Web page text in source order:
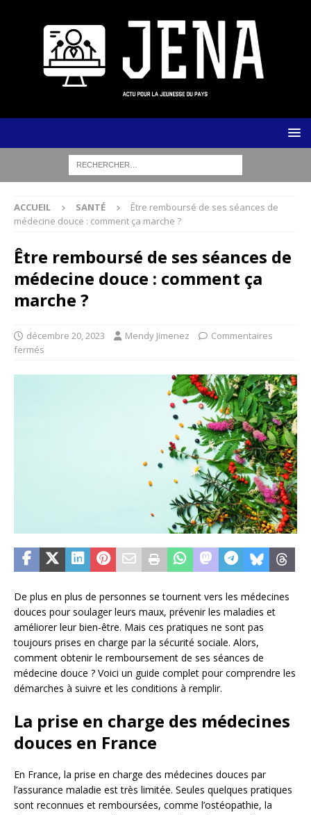
ACCUEIL SANTÉ
Être remboursé de ses séances de
médecine douce : comment ça marche ?
Être remboursé de ses séances de
médecine douce : comment ça
marche ?
décembre 20, 2023 Mendy Jimenez
Commentaires
fermés
De plus en plus de personnes se tournent vers les médecines
douces pour soulager leurs maux, prévenir les maladies et
améliorer leur bien-être. Mais ces pratiques ne sont pas
toujours prises en charge par la sécurité sociale. Alors,
comment obtenir le remboursement de ses séances de
médecine douce ? Voici un guide complet pour comprendre les
démarches à suivre et les conditions à remplir.
La prise en charge des médecines
douces en France
En France, la prise en charge des médecines douces par
l’assurance maladie est très limitée. Seules quelques pratiques
sont reconnues et remboursées, comme l’ostéopathie, la